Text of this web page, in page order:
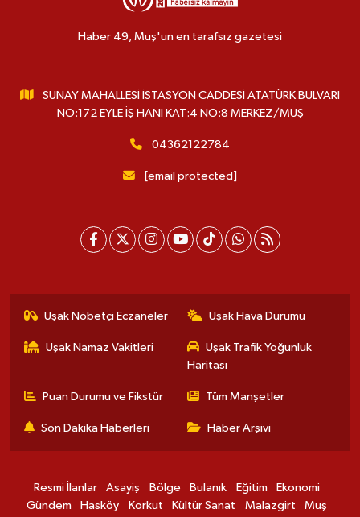
Haber 49, Muş'un en tarafsız gazetesi
SUNAY MAHALLESİ İSTASYON CADDESİ ATATÜRK BULVARI
NO:172 EYLE İŞ HANI KAT:4 NO:8 MERKEZ/MUŞ
04362122784
[email protected]
Uşak Nöbetçi Eczaneler Uşak Hava Durumu
Uşak Namaz Vakitleri
Uşak Trafik Yoğunluk
Haritası
Puan Durumu ve Fikstür Tüm Manşetler
Son Dakika Haberleri Haber Arşivi
Resmi İlanlar Asayiş Bölge Bulanık Eğitim
Ekonomi
Gündem
Hasköy Korkut Kültür Sanat Malazgirt
Muş